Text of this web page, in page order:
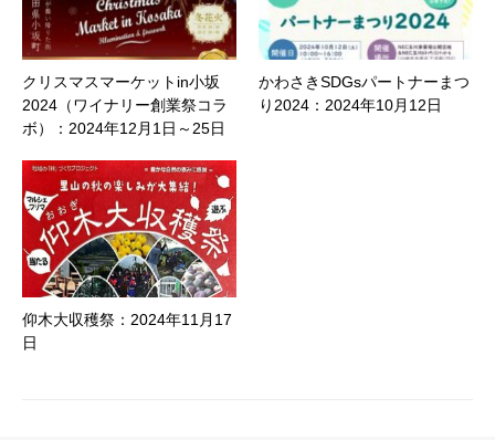
クリスマスマーケットin小坂
2024（ワイナリー創業祭コラ
ボ）：2024年12月1日～25日
かわさきSDGsパートナーまつ
り2024：2024年10月12日
仰木大収穫祭：2024年11月17
日